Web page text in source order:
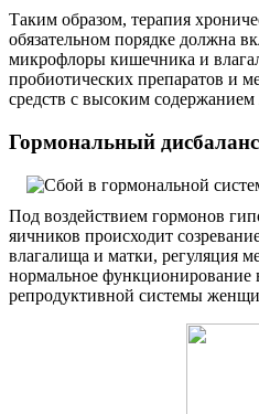
Таким образом, терапия
обязательном порядке должна
микрофлоры кишечника и
пробиотических препаратов и
средств с высоким содержанием
Гормональный дисбаланс
Под воздействием гормонов
яичников происходит
влагалища и матки, регуляция
нормальное функционирование
репродуктивной системы